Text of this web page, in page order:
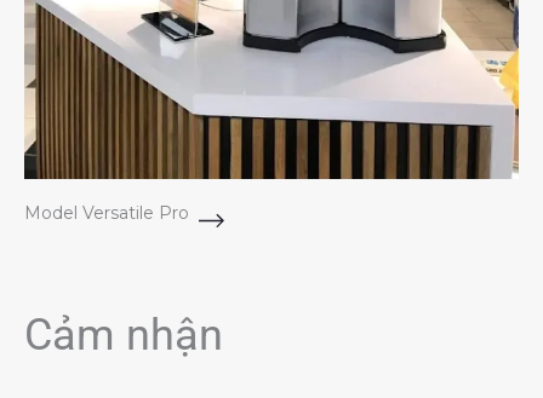
Model Versatile Pro
Cảm nhận